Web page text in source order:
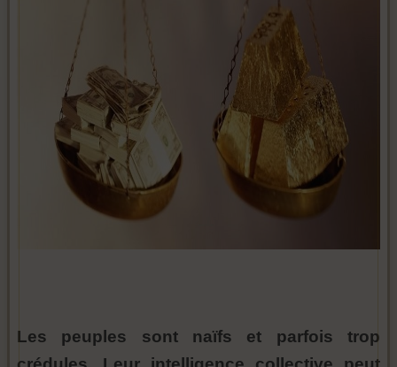
Les peuples sont naïfs et parfois trop